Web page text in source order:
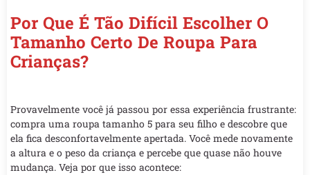
Por Que É Tão Difícil Escolher O
Tamanho Certo De Roupa Para
Crianças?
Provavelmente você já passou por essa experiência frustrante:
compra uma roupa tamanho 5 para seu filho e descobre que
ela fica desconfortavelmente apertada. Você mede novamente
a altura e o peso da criança e percebe que quase não houve
mudança. Veja por que isso acontece: